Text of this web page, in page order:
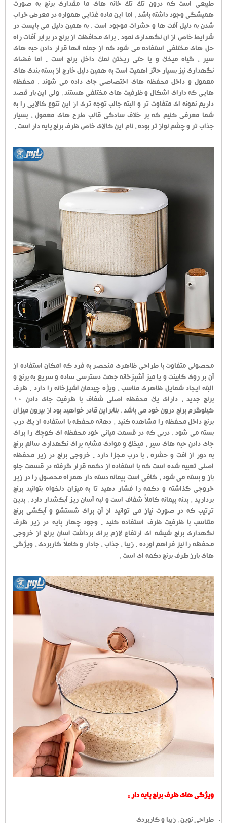
طبیعی است که درون تک تک خانه های ما مقداری برنج به صورت
همیشگی وجود داشته باشد . اما این ماده غذایی همواره در معرض خراب
شدن به دلیل آفت ها و حشرات موجود است ، به همین دلیل می بایست در
شرایط خاص از ان نگهداری نمود . برای محافظت از برنج در برابر آفات راه
حل های مختلفی استفاده می شود که از جمله آنها قرار دادن حبه های
سیر ، گیاه میخک و یا حتی ریختن نمک داخل برنج است . اما فضای
نگهداری نیز بسیار حائز اهمیت است به همین دلیل خارج از بسته بندی های
معمول و داخل محفظه های اختصاصی جای داده می شوند ، محفظه
هایی که دارای اشکال و ظرفیت های مختلفی هستند ، ولی این بار قصد
داریم نمونه ای متفاوت تر و البته جالب توجه تری از این تنوع کالایی را به
شما معرفی کنیم که بر خلاف سادگی قالب طرح های معمول ، بسیار
جذاب تر و چشم نواز تر بوده ، نام این کالای خاص ظرف برنج پایه دار است .
محصولی متفاوت با طراحی ظاهری منحصر به فرد که امکان استفاده از
آن بر روی کابینت و یا میز آشپزخانه جهت دسترسی ساده و سریع به برنج و
البته ایجاد شمایل ظاهری مناسب ، ویژه چیدمان آشپزخانه را دارد . ظرف
برنج جدید ، دارای یک محفظه اصلی شفاف با ظرفیت جای دادن 10
کیلوگرم برنج درون خود می باشد ، بنابراین قادر خواهید بود از بیرون میزان
برنج داخل محفظه را مشاهده کنید . دهانه محفظه با استفاده از یک درب
بسته می شود ، دربی که در قسمت میانی خود محفظه ای کوچک را برای
جای دادن حبه های سیر ، میخک و موادی مشابه برای نگهداری سالم برنج
به دور از آفت و حشره ، با درب مجزا دارد . خروجی برنج در زیر محفظه
اصلی تعبیه شده است که با استفاده از دکمه قرار گرفته در قسمت جلو
باز و بسته می شود ، کافی است پیمانه دسته دار همراه محصول را در زیر
خروجی گذاشته و دکمه را فشار دهید تا به میزان دلخواه بتوانید برنج
بردارید . بدنه پیمانه کاملاً شفاف است و لبه آسان ریز آبکشدار دارد ، بدین
ترتیب که در صورت نیاز می توانید از آن برای شستشو و آبکشی برنج
متناسب با ظرفیت ظرف استفاده کنید . وجود چهار پایه در زیر ظرف
نگهداری برنج شیشه ای ارتفاع لازم برای برداشت آسان برنج از خروجی
محفظه را نیز فراهم آورده . زیبا ، جذاب ، جادار و کاملاً کاربردی ، ویژگی
های بارز ظرف برنج دکمه ای است .
ویژگی های ظرف برنج پایه دار :
طراحی نوین ، زیبا و کاربردی